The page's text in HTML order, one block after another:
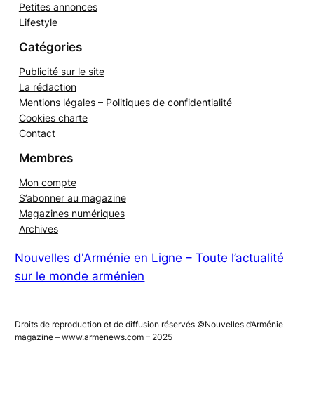
Petites annonces
Lifestyle
Catégories
Publicité sur le site
La rédaction
Mentions légales – Politiques de confidentialité
Cookies charte
Contact
Membres
Mon compte
S’abonner au magazine
Magazines numériques
Archives
Nouvelles d'Arménie en Ligne – Toute l’actualité
sur le monde arménien
Droits de reproduction et de diffusion réservés ©Nouvelles d’Arménie
magazine – www.armenews.com – 2025